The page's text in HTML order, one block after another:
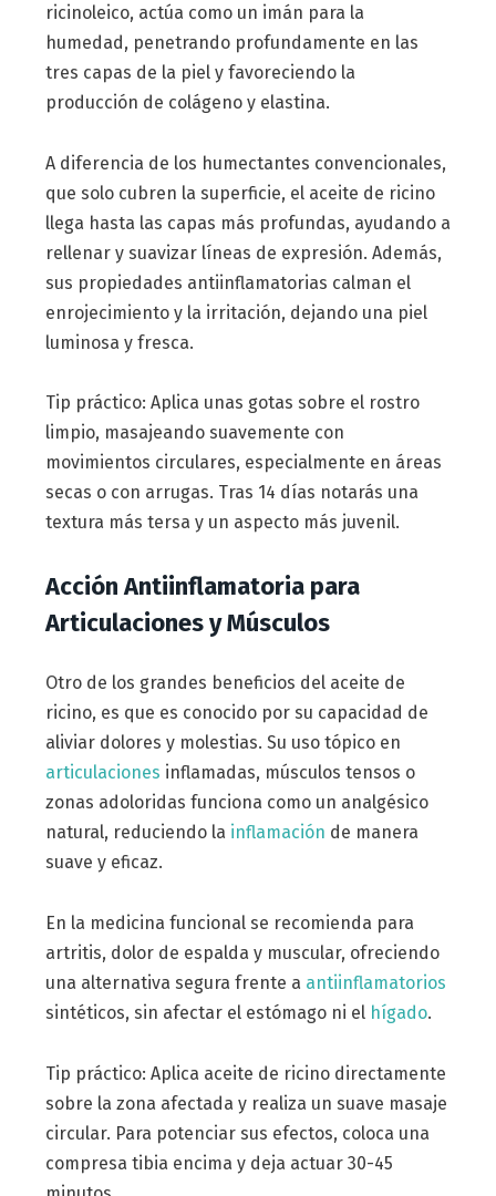
ricinoleico, actúa como un imán para la
humedad, penetrando profundamente en las
tres capas de la piel y favoreciendo la
producción de colágeno y elastina.
A diferencia de los humectantes convencionales,
que solo cubren la superficie, el aceite de ricino
llega hasta las capas más profundas, ayudando a
rellenar y suavizar líneas de expresión. Además,
sus propiedades antiinflamatorias calman el
enrojecimiento y la irritación, dejando una piel
luminosa y fresca.
Tip práctico: Aplica unas gotas sobre el rostro
limpio, masajeando suavemente con
movimientos circulares, especialmente en áreas
secas o con arrugas. Tras 14 días notarás una
textura más tersa y un aspecto más juvenil.
Acción Antiinflamatoria para
Articulaciones y Músculos
Otro de los grandes beneficios del aceite de
ricino, es que es conocido por su capacidad de
aliviar dolores y molestias. Su uso tópico en
articulaciones inflamadas, músculos tensos o
zonas adoloridas funciona como un analgésico
natural, reduciendo la inflamación de manera
suave y eficaz.
En la medicina funcional se recomienda para
artritis, dolor de espalda y muscular, ofreciendo
una alternativa segura frente a antiinflamatorios
sintéticos, sin afectar el estómago ni el hígado.
Tip práctico: Aplica aceite de ricino directamente
sobre la zona afectada y realiza un suave masaje
circular. Para potenciar sus efectos, coloca una
compresa tibia encima y deja actuar 30-45